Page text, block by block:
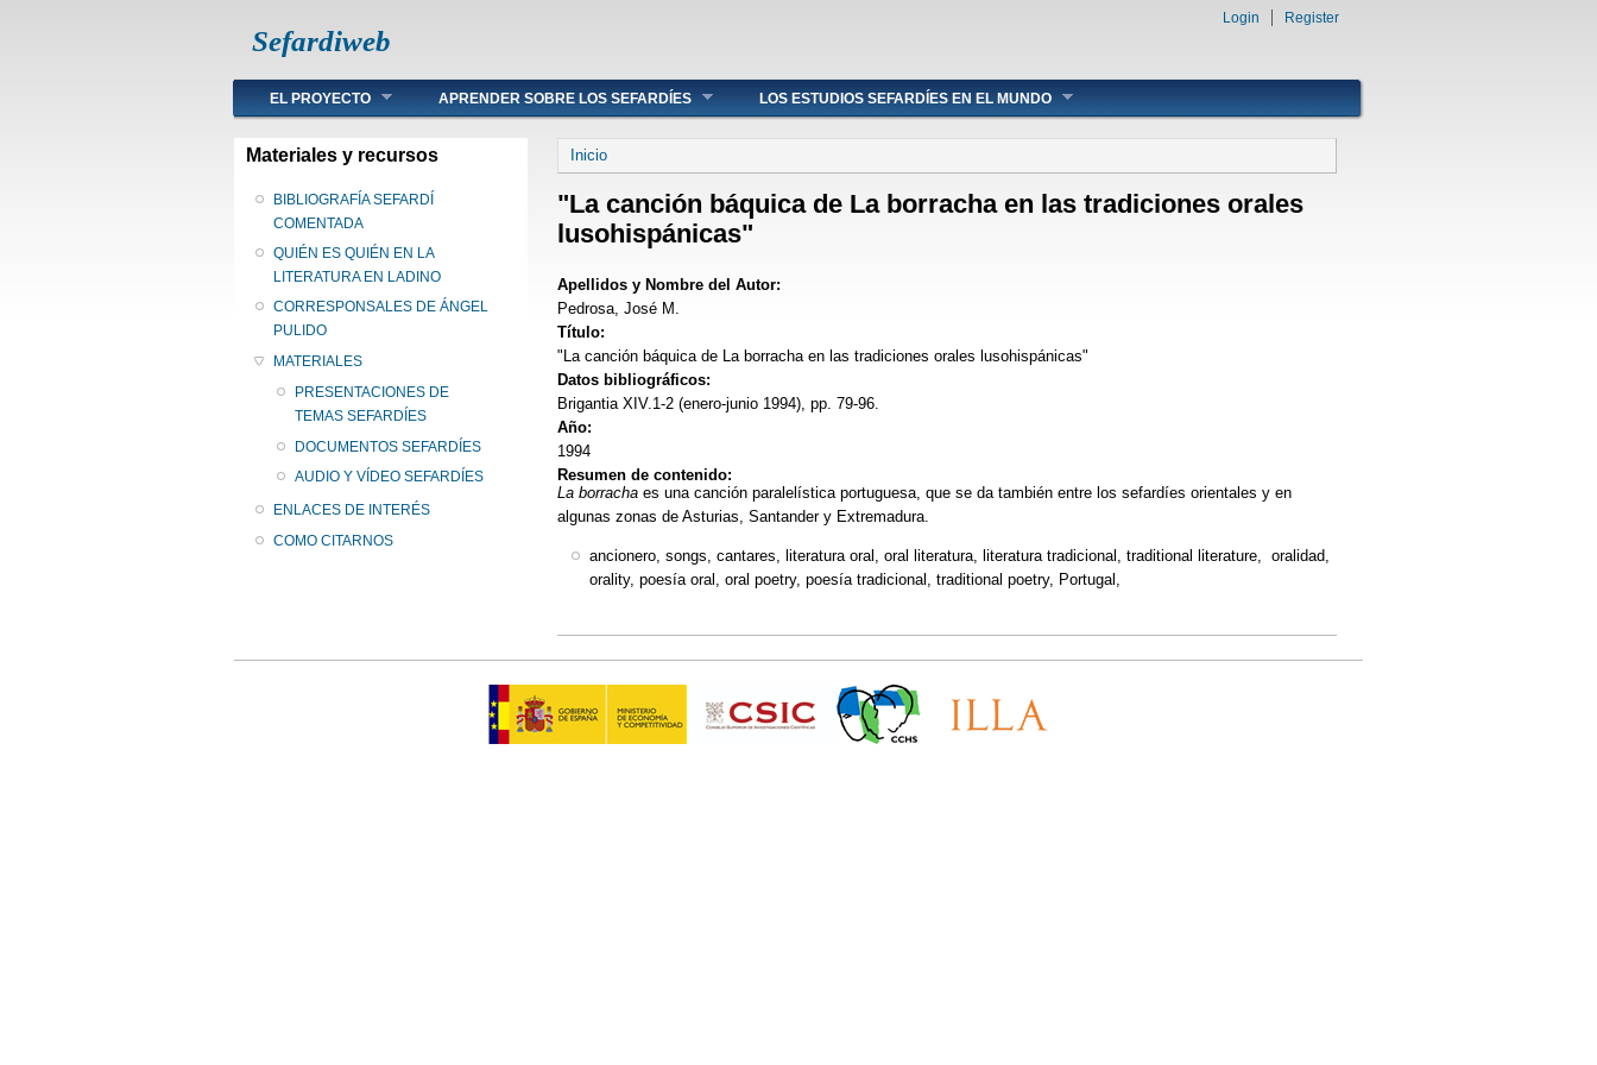
Sefardiweb
Login Register
Main menu
EL PROYECTO APRENDER SOBRE LOS SEFARDÍES LOS ESTUDIOS SEFARDÍES EN EL MUNDO
Materiales y recursos
BIBLIOGRAFÍA SEFARDÍ
COMENTADA
QUIÉN ES QUIÉN EN LA
LITERATURA EN LADINO
CORRESPONSALES DE ÁNGEL
PULIDO
MATERIALES
PRESENTACIONES DE
TEMAS SEFARDÍES
DOCUMENTOS SEFARDÍES
AUDIO Y VÍDEO SEFARDÍES
ENLACES DE INTERÉS
COMO CITARNOS
Se encuentra usted aquí
Inicio
"La canción báquica de La borracha en las tradiciones orales
lusohispánicas"
Apellidos y Nombre del Autor:
Pedrosa, José M.
Título:
"La canción báquica de La borracha en las tradiciones orales lusohispánicas"
Datos bibliográficos:
Brigantia XIV.1-2 (enero-junio 1994), pp. 79-96.
Año:
1994
Resumen de contenido:
La borracha es una canción paralelística portuguesa, que se da también entre los sefardíes orientales y en
algunas zonas de Asturias, Santander y Extremadura.
ancionero, songs, cantares, literatura oral, oral literatura, literatura tradicional, traditional literature, oralidad,
orality, poesía oral, oral poetry, poesía tradicional, traditional poetry, Portugal,